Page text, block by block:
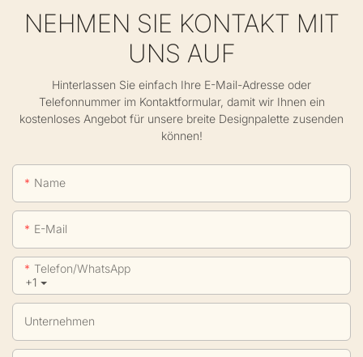
NEHMEN SIE KONTAKT MIT
UNS AUF
Hinterlassen Sie einfach Ihre E-Mail-Adresse oder
Telefonnummer im Kontaktformular, damit wir Ihnen ein
kostenloses Angebot für unsere breite Designpalette zusenden
können!
Name
E-Mail
+1
Telefon/WhatsApp
Unternehmen